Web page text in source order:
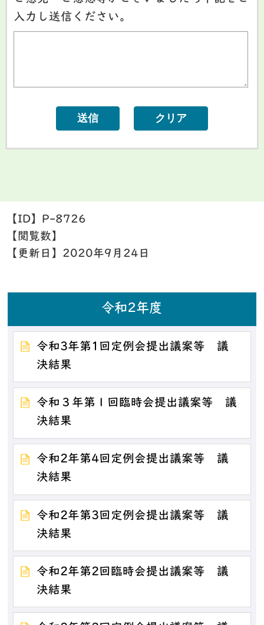
入力し送信ください。
【ID】 P-8726
【閲覧数】
【更新日】 2020年9月24日
令和2年度
令和3年第1回定例会提出議案等 議
決結果
令和３年第１回臨時会提出議案等 議
決結果
令和2年第4回定例会提出議案等 議
決結果
令和2年第3回定例会提出議案等 議
決結果
令和2年第2回臨時会提出議案等 議
決結果